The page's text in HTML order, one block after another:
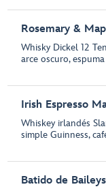
Rosemary &
Whisky Dickel 12
arce oscuro,
Irish Espresso
Whiskey irlandés
simple Guinness,
Batido de Baileys